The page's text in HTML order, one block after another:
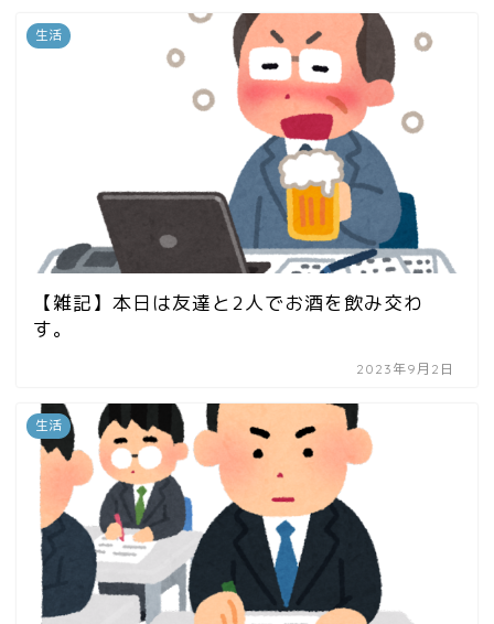
生活
【雑記】本日は友達と2人でお酒を飲み交わ
す。
2023年9月2日
生活